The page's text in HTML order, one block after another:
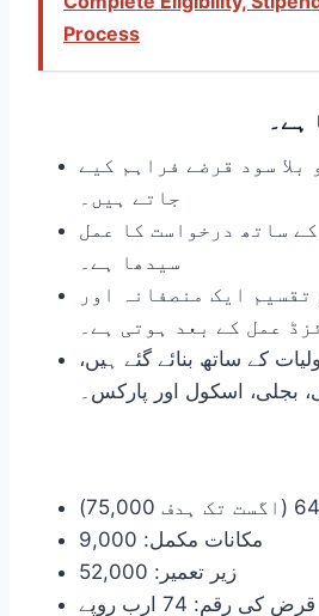
Process
ہے۔
بلا سود قرضے فراہم کیے
جاتے ہیں۔
ساتھ درخواست کا عمل
سیدھا ہے۔
تقسیم ایک منصفانہ اور
عمل کے بعد ہوتی ہے۔
کے ساتھ بنائے گئے ہیں،
بجلی، اسکول اور پارکس۔
مکانات مکمل: 9,000
زیر تعمیر: 52,000
قرض کی رقم: 74 ارب روپے